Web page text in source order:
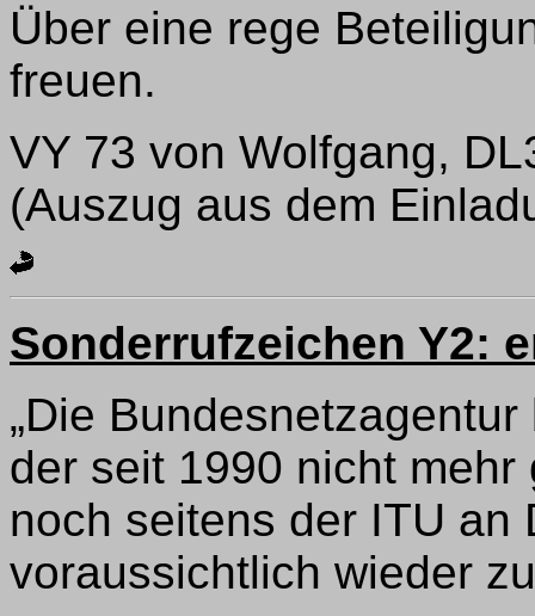
Über eine rege
freuen.
VY 73 von Wolfgang,
(Auszug aus dem
Sonderrufzeichen Y2:
„Die
der seit 1990 nicht
noch seitens der ITU an
voraussichtlich wieder